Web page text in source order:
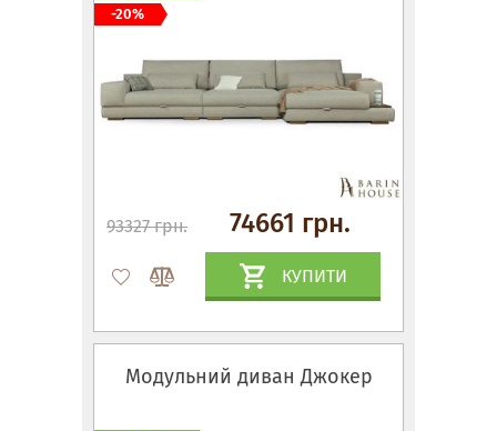
93327 грн. 74661 грн.
КУПИТИ
-20%
Модульний диван Джокер